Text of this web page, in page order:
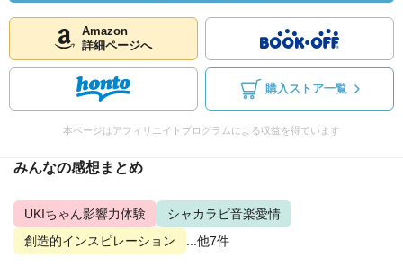
Amazon
詳細ページへ
購入ストア一覧
本ページはアフィリエイトプログラムによる収益を得ています
みんなの感想まとめ
UKIちゃん影響力体験
シャカラビ音楽愛情
創造的インスピレーション
...他7件